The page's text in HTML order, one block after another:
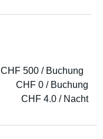
CHF 500 / Buchung
CHF 0 / Buchung
CHF 4.0 / Nacht